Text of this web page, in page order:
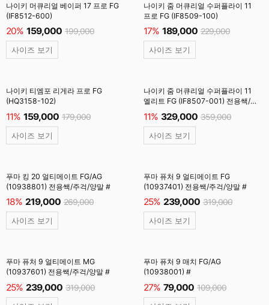
나이키 머큐리얼 베이퍼 17 프로 FG
(IF8512-600)
20% 159,000 199,000
사이즈 보기
나이키 줌 머큐리얼 수퍼플라이 11
프로 FG (IF8509-100)
17% 189,000 229,000
사이즈 보기
나이키 티엠포 리게라 프로 FG
(HQ3158-102)
11% 159,000 179,000
사이즈 보기
나이키 줌 머큐리얼 수퍼플라이 11
엘리트 FG (IF8507-001) 전용쌕/
인솔/주걱/양말 #
11% 329,000 359,000
사이즈 보기
푸마 킹 20 얼티메이트 FG/AG
(10938801) 전용쌕/주걱/양말 #
18% 219,000 269,000
사이즈 보기
푸마 퓨처 9 얼티메이트 FG
(10937401) 전용쌕/주걱/양말 #
25% 239,000 319,000
사이즈 보기
푸마 퓨처 9 얼티메이트 MG
(10937601) 전용쌕/주걱/양말 #
25% 239,000 319,000
푸마 퓨처 9 매치 FG/AG
(10938001) #
27% 79,000 109,000